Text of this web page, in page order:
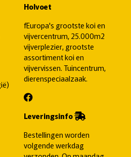
Holvoet
fEuropa's grootste koi en
vijvercentrum, 25.000m2
vijverplezier, grootste
assortiment koi en
vijvervissen. Tuincentrum,
dierenspeciaalzaak.
Leveringsinfo
Bestellingen worden
volgende werkdag